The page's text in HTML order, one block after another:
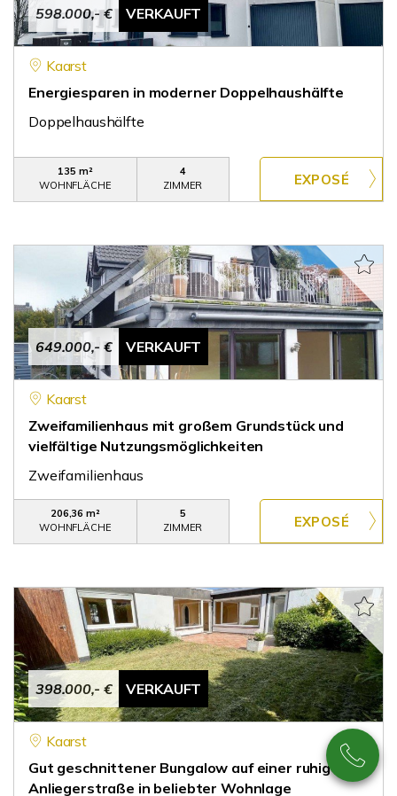
598.000,- € VERKAUFT
Kaarst
Energiesparen in moderner Doppelhaushälfte
Doppelhaushälfte
135 m²
WOHNFLÄCHE
4
ZIMMER
649.000,- € VERKAUFT
Kaarst
Zweifamilienhaus mit großem Grundstück und
vielfältige Nutzungsmöglichkeiten
Zweifamilienhaus
206,36 m²
WOHNFLÄCHE
5
ZIMMER
398.000,- € VERKAUFT
Kaarst
Gut geschnittener Bungalow auf einer ruhigen
Anliegerstraße in beliebter Wohnlage